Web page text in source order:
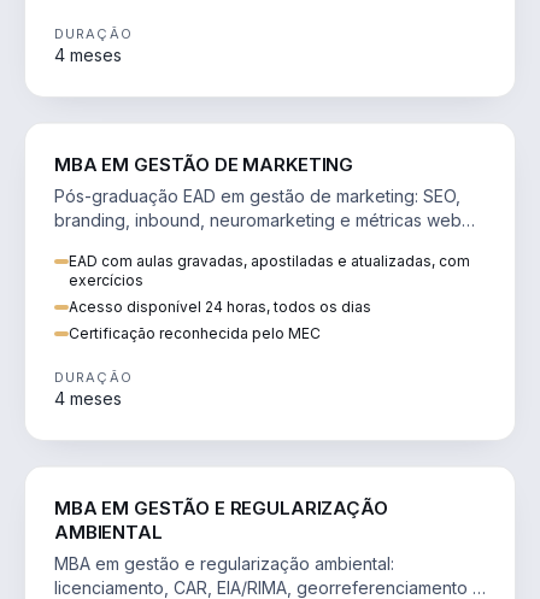
DURAÇÃO
4 meses
MBA EM GESTÃO DE MARKETING
Pós-graduação EAD em gestão de marketing: SEO,
branding, inbound, neuromarketing e métricas web
EAD com aulas gravadas, apostiladas e atualizadas, com
exercícios
Acesso disponível 24 horas, todos os dias
Certificação reconhecida pelo MEC
DURAÇÃO
4 meses
MBA EM GESTÃO E REGULARIZAÇÃO
AMBIENTAL
MBA em gestão e regularização ambiental:
licenciamento, CAR, EIA/RIMA, georreferenciamento e